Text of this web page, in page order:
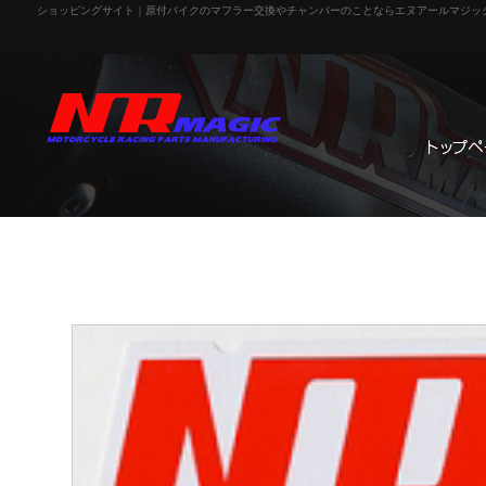
ショッピングサイト｜原付バイクのマフラー交換やチャンバーのことならエヌアールマジッ